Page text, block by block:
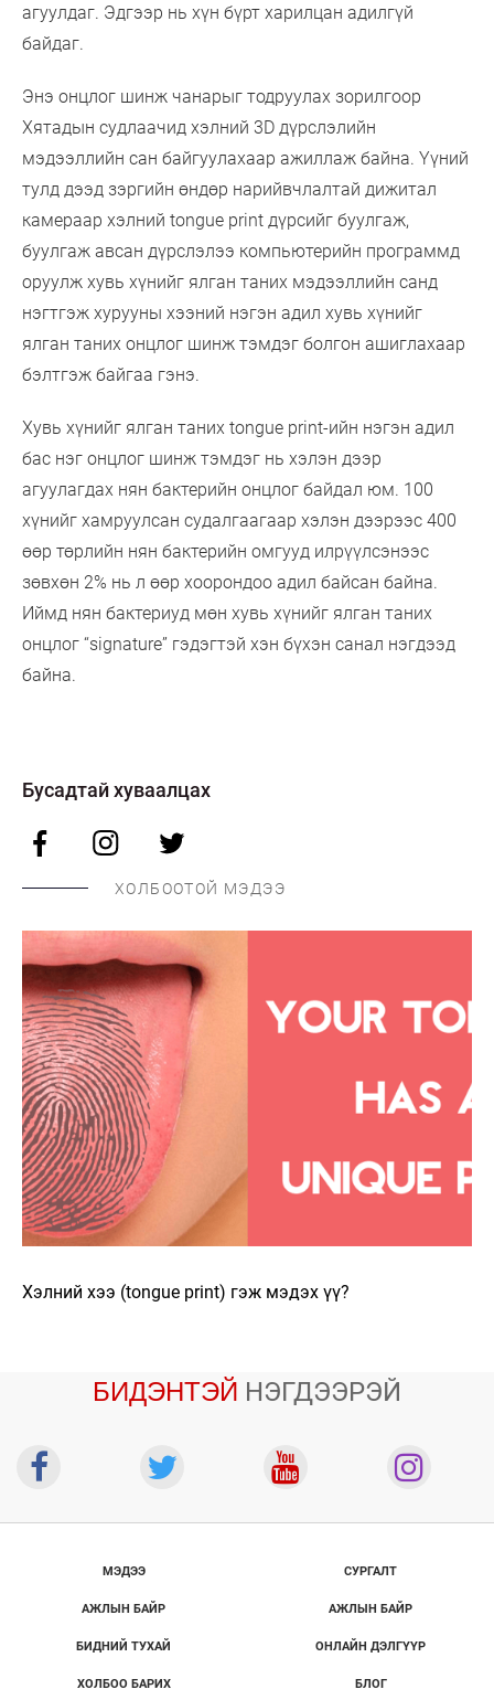
агуулдаг. Эдгээр нь хүн бүрт харилцан адилгүй
байдаг.
Энэ онцлог шинж чанарыг тодруулах зорилгоор
Хятадын судлаачид хэлний 3D дүрслэлийн
мэдээллийн сан байгуулахаар ажиллаж байна. Үүний
тулд дээд зэргийн өндөр нарийвчлалтай дижитал
камераар хэлний tongue print дүрсийг буулгаж,
буулгаж авсан дүрслэлээ компьютерийн программд
оруулж хувь хүнийг ялган таних мэдээллийн санд
нэгтгэж хурууны хээний нэгэн адил хувь хүнийг
ялган таних онцлог шинж тэмдэг болгон ашиглахаар
бэлтгэж байгаа гэнэ.
Хувь хүнийг ялган таних tongue print-ийн нэгэн адил
бас нэг онцлог шинж тэмдэг нь хэлэн дээр
агуулагдах нян бактерийн онцлог байдал юм. 100
хүнийг хамруулсан судалгаагаар хэлэн дээрээс 400
өөр төрлийн нян бактерийн омгууд илрүүлсэнээс
зөвхөн 2% нь л өөр хоорондоо адил байсан байна.
Иймд нян бактериуд мөн хувь хүнийг ялган таних
онцлог “signature” гэдэгтэй хэн бүхэн санал нэгдээд
байна.
Бусадтай хуваалцах
ХОЛБООТОЙ МЭДЭЭ
Хэлний хээ (tongue print) гэж мэдэх үү?
БИДЭНТЭЙ НЭГДЭЭРЭЙ
МЭДЭЭ
АЖЛЫН БАЙР
БИДНИЙ ТУХАЙ
ХОЛБОО БАРИХ
СУРГАЛТ
АЖЛЫН БАЙР
ОНЛАЙН ДЭЛГҮҮР
БЛОГ